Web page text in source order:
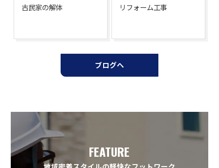
古民家の解体
リフォーム工事
ブログへ
FEATURE